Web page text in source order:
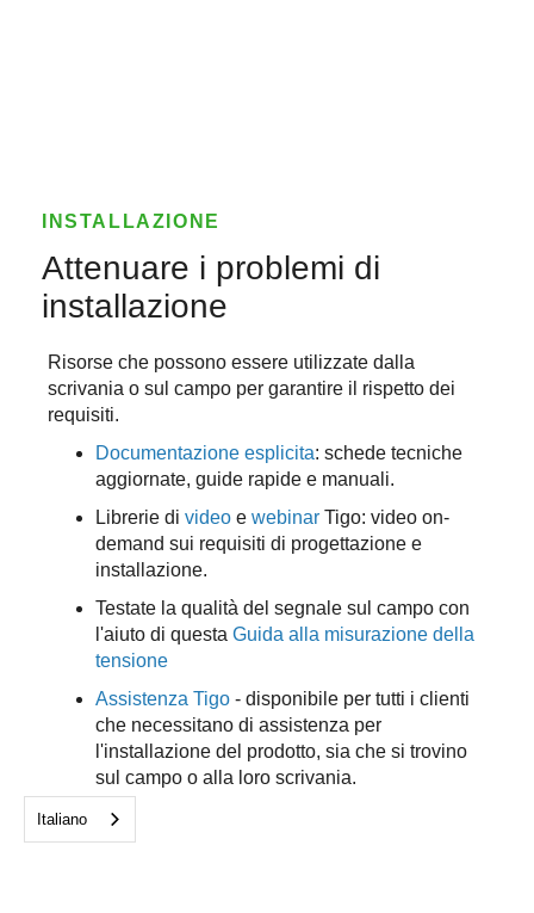
INSTALLAZIONE
Attenuare i problemi di
installazione
Risorse che possono essere utilizzate dalla
scrivania o sul campo per garantire il rispetto dei
requisiti.
Documentazione esplicita: schede tecniche
aggiornate, guide rapide e manuali.
Librerie di videoe webinarTigo: video on-
demand sui requisiti di progettazione e
installazione.
Testate la qualità del segnale sul campo con
l'aiuto di questa Guida alla misurazione della
tensione
Assistenza Tigo- disponibile per tutti i clienti
che necessitano di assistenza per
l'installazione del prodotto, sia che si trovino
sul campo o alla loro scrivania.
Italiano